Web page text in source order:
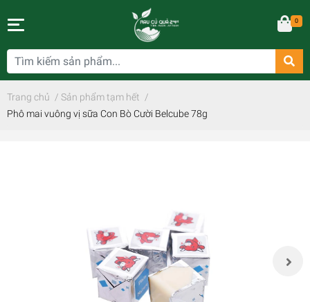
0
Trang chủ / Sản phẩm tạm hết /
Phô mai vuông vị sữa Con Bò Cười Belcube 78g